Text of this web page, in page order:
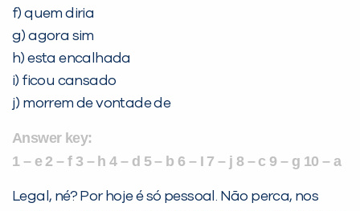
f) quem diria
g) agora sim
h) esta encalhada
i) ficou cansado
j) morrem de vontade de
Answer key:
1 – e 2 – f 3 – h 4 – d 5 – b 6 – I 7 – j 8 – c 9 – g 10 – a
Legal, né? Por hoje é só pessoal. Não perca, nos